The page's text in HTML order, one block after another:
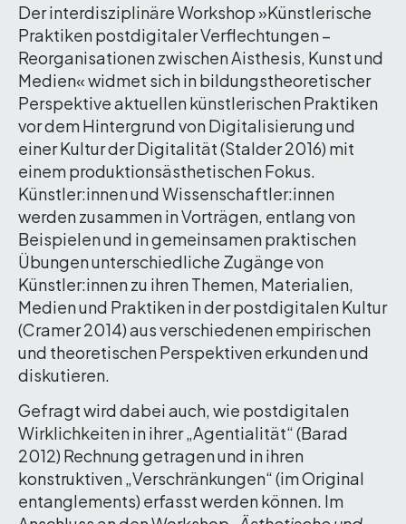
Der interdisziplinäre Workshop »Künstlerische
Praktiken postdigitaler Verflechtungen –
Reorganisationen zwischen Aisthesis, Kunst und
Medien« widmet sich in bildungstheoretischer
Perspektive aktuellen künstlerischen Praktiken
vor dem Hintergrund von Digitalisierung und
einer Kultur der Digitalität (Stalder 2016) mit
einem produktionsästhetischen Fokus.
Künstler:innen und Wissenschaftler:innen
werden zusammen in Vorträgen, entlang von
Beispielen und in gemeinsamen praktischen
Übungen unterschiedliche Zugänge von
Künstler:innen zu ihren Themen, Materialien,
Medien und Praktiken in der postdigitalen Kultur
(Cramer 2014) aus verschiedenen empirischen
und theoretischen Perspektiven erkunden und
diskutieren.
Gefragt wird dabei auch, wie postdigitalen
Wirklichkeiten in ihrer „Agentialität“ (Barad
2012) Rechnung getragen und in ihren
konstruktiven „Verschränkungen“ (im Original
entanglements) erfasst werden können. Im